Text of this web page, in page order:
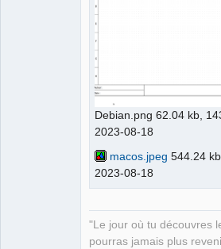
Debian.png 62.04 kb,
2023-08-18
macos.jpeg 544.24
2023-08-18
"Le jour où tu découvres
pourras jamais plus